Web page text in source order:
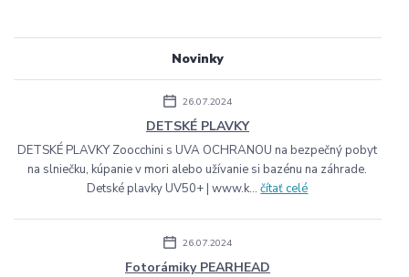
Novinky
26.07.2024
DETSKÉ PLAVKY
DETSKÉ PLAVKY Zoocchini s UVA OCHRANOU na bezpečný pobyt
na slniečku, kúpanie v mori alebo užívanie si bazénu na záhrade.
Detské plavky UV50+ | www.k...čítať celé
26.07.2024
Fotorámiky PEARHEAD